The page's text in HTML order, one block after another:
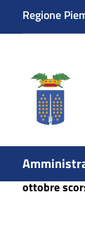
Regione
Home
ottobre